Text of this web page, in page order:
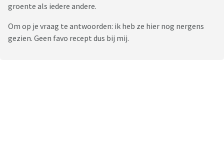
groente als iedere andere.
Om op je vraag te antwoorden: ik heb ze hier nog nergens
gezien. Geen favo recept dus bij mij.